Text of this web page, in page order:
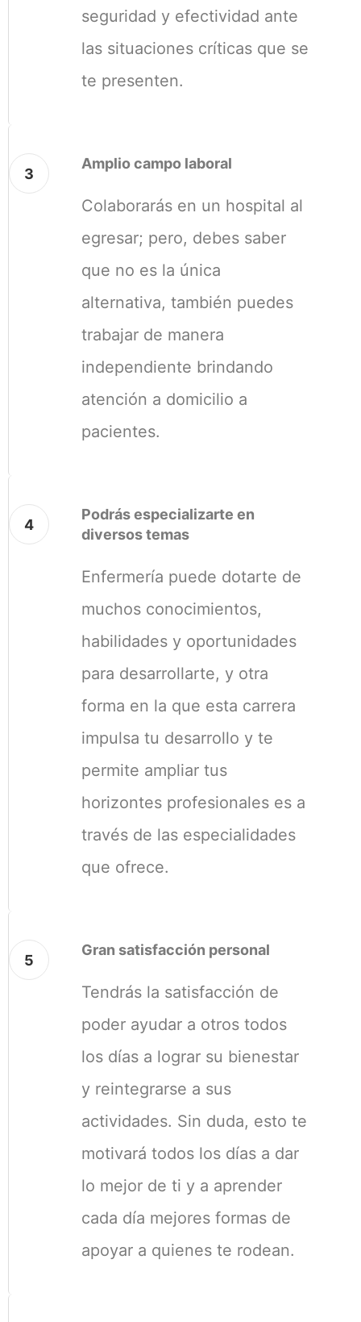
seguridad y efectividad ante
las situaciones críticas que se
te presenten.
3
Amplio campo laboral
Colaborarás en un hospital al
egresar; pero, debes saber
que no es la única
alternativa, también puedes
trabajar de manera
independiente brindando
atención a domicilio a
pacientes.
4
Podrás especializarte en
diversos temas
Enfermería puede dotarte de
muchos conocimientos,
habilidades y oportunidades
para desarrollarte, y otra
forma en la que esta carrera
impulsa tu desarrollo y te
permite ampliar tus
horizontes profesionales es a
través de las especialidades
que ofrece.
5
Gran satisfacción personal
Tendrás la satisfacción de
poder ayudar a otros todos
los días a lograr su bienestar
y reintegrarse a sus
actividades. Sin duda, esto te
motivará todos los días a dar
lo mejor de ti y a aprender
cada día mejores formas de
apoyar a quienes te rodean.